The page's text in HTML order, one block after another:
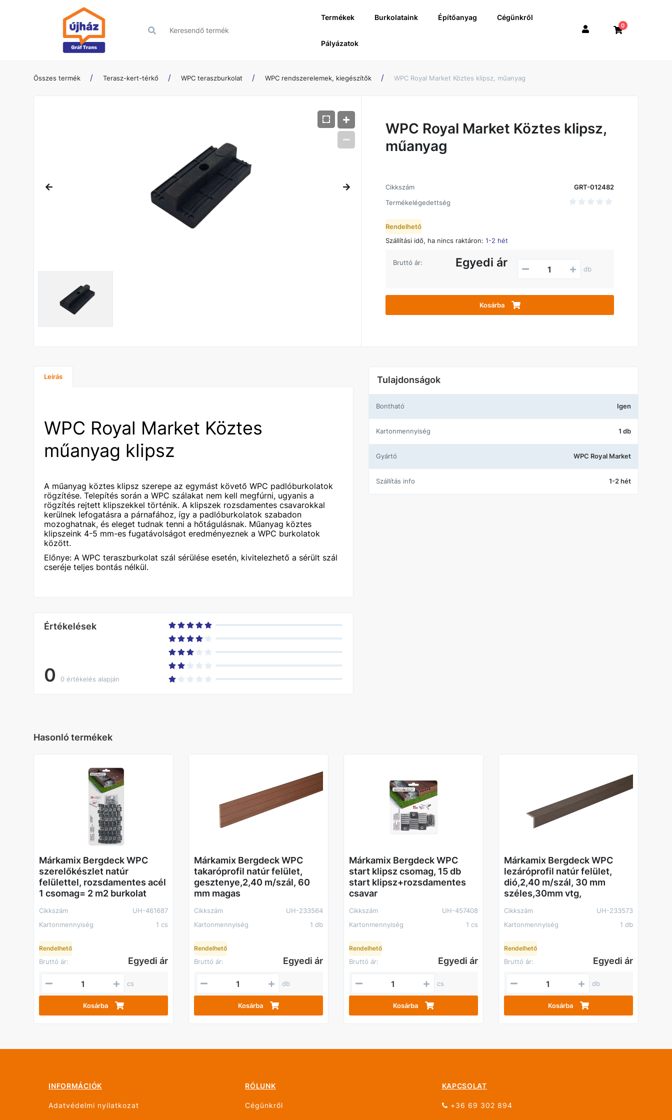
Termékek Burkolataink Építőanyag Cégünkről
Pályázatok
0
Összes termék Terasz-kert-térkő WPC teraszburkolat WPC rendszerelemek, kiegészítők WPC Royal Market Köztes klipsz, műanyag
WPC Royal Market Köztes klipsz,
műanyag
Cikkszám
GRT-012482
Termékelégedettség
Rendelhető
Szállítási idő, ha nincs raktáron:1-2 hét
Bruttó ár: Egyedi ár db
Kosárba
Leírás
WPC Royal Market Köztes
műanyag klipsz
A műanyag köztes klipsz szerepe az egymást követő WPC padlóburkolatok
rögzítése. Telepítés során a WPC szálakat nem kell megfúrni, ugyanis a
rögzítés rejtett klipszekkel történik. A klipszek rozsdamentes csavarokkal
kerülnek lefogatásra a párnafához, így a padlóburkolatok szabadon
mozoghatnak, és eleget tudnak tenni a hőtágulásnak. Műanyag köztes
klipszeink 4-5 mm-es fugatávolságot eredményeznek a WPC burkolatok
között.
Előnye: A WPC teraszburkolat szál sérülése esetén, kivitelezhető a sérült szál
cseréje teljes bontás nélkül.
Értékelések
0 0 értékelés alapján
Tulajdonságok
Bontható Igen
Kartonmennyiség 1 db
Gyártó WPC Royal Market
Szállítás info 1-2 hét
Hasonló termékek
Márkamix Bergdeck WPC
szerelőkészlet natúr
felülettel, rozsdamentes acél
1 csomag= 2 m2 burkolat
Cikkszám
UH-461687
Kartonmennyiség
1 cs
Rendelhető
Bruttó ár: Egyedi ár
cs
Kosárba
Márkamix Bergdeck WPC
takaróprofil natúr felület,
gesztenye,2,40 m/szál, 60
mm magas
Cikkszám
UH-233564
Kartonmennyiség
1 db
Rendelhető
Bruttó ár: Egyedi ár
db
Kosárba
Márkamix Bergdeck WPC
start klipsz csomag, 15 db
start klipsz+rozsdamentes
csavar
Cikkszám
UH-457408
Kartonmennyiség
1 cs
Rendelhető
Bruttó ár: Egyedi ár
cs
Kosárba
Márkamix Bergdeck WPC
lezáróprofil natúr felület,
dió,2,40 m/szál, 30 mm
széles,30mm vtg,
Cikkszám
UH-233573
Kartonmennyiség
1 db
Rendelhető
Bruttó ár: Egyedi ár
db
Kosárba
INFORMÁCIÓK
Adatvédelmi nyilatkozat
RÓLUNK
Cégünkről
KAPCSOLAT
+36 69 302 894